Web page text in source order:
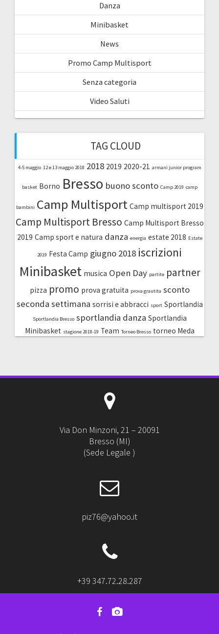
Danza
Minibasket
News
Promo Camp Multisport
Senza categoria
Video Saluti
TAG CLOUD
4-5 maggio 12 e 13 maggio 2018 2018 2019 2020-21 armani junior program
basket Borno Bresso buono sconto Camp 2019 camp
bambini Camp Multisport Camp multisport 2019
Camp Multisport Bresso Camp Multisport Bresso
2019 Camp sport e natura danza energia estate 2018 Estate
2019 Festa Camp giugno 2018 iscrizioni
Minibasket musica Open Day partite partner
pizza promo prova gratuita prova grautita sconto
seconda settimana sorrisi e abbracci sport Sportlandia
Sportlandia Bresso sportlandia danza Sportlandia
Minibasket stagione 2018-19 Team Torneo Bresso torneo Meda
Via Don Minzoni, 21 – 20091
Bresso (MI)
(Sede Legale )
piz76@yahoo.it
+39 347.72.28.287